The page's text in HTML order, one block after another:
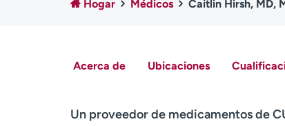
Hogar Médicos Caitlin Hirsh, MD,
Acerca de Ubicaciones
Un proveedor de medicamentos de